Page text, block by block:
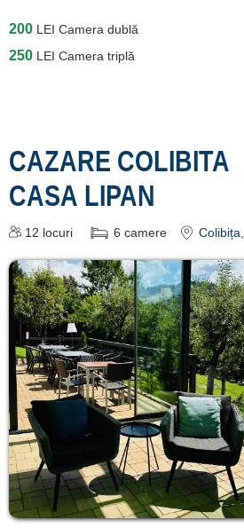
200 LEI Camera dublă
250 LEI Camera triplă
CAZARE COLIBITA
CASA LIPAN
12 locuri 6 camere Colibița